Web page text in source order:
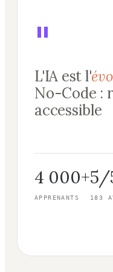
"
L'IA est l'
No-Code :
accessible
4 000+
APPRENANTS
5/
183